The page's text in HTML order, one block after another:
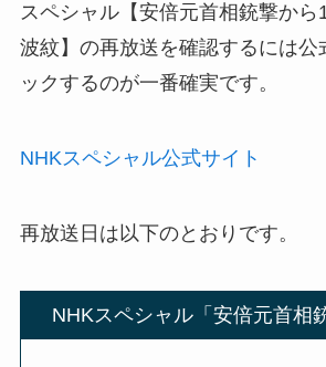
スペシャル【安倍元首相銃撃から
波紋】の再放送を確認するには公
ックするのが一番確実です。
NHKスペシャル公式サイト
再放送日は以下のとおりです。
NHKスペシャル「安倍元首相